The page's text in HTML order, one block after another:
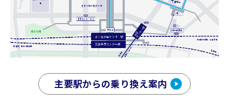
主要駅からの乗り換え案内